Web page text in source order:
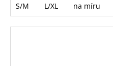
S/M L/XL na míru